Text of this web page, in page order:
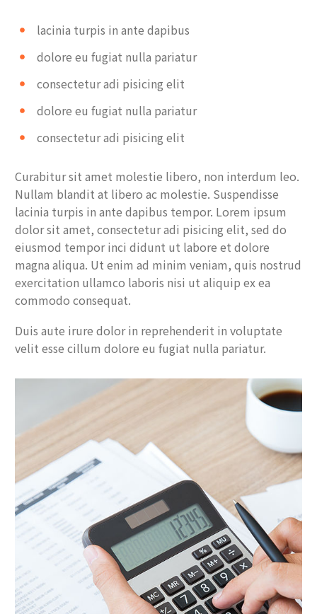
lacinia turpis in ante dapibus
dolore eu fugiat nulla pariatur
consectetur adi pisicing elit
dolore eu fugiat nulla pariatur
consectetur adi pisicing elit
Curabitur sit amet molestie libero, non interdum leo.
Nullam blandit at libero ac molestie. Suspendisse
lacinia turpis in ante dapibus tempor. Lorem ipsum
dolor sit amet, consectetur adi pisicing elit, sed do
eiusmod tempor inci didunt ut labore et dolore
magna aliqua. Ut enim ad minim veniam, quis nostrud
exercitation ullamco laboris nisi ut aliquip ex ea
commodo consequat.
Duis aute irure dolor in reprehenderit in voluptate
velit esse cillum dolore eu fugiat nulla pariatur.